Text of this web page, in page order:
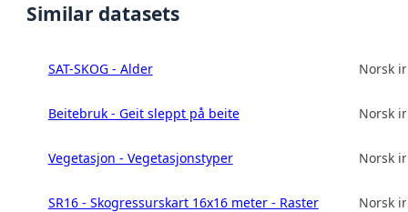
Similar datasets
SAT-SKOG - Alder Norsk
Beitebruk - Geit sleppt på beite Norsk
Vegetasjon - Vegetasjonstyper Norsk
SR16 - Skogressurskart 16x16 meter - Raster Norsk